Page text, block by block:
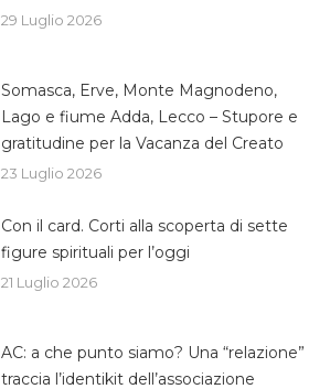
29 Luglio 2026
Somasca, Erve, Monte Magnodeno,
Lago e fiume Adda, Lecco – Stupore e
gratitudine per la Vacanza del Creato
23 Luglio 2026
Con il card. Corti alla scoperta di sette
figure spirituali per l’oggi
21 Luglio 2026
AC: a che punto siamo? Una “relazione”
traccia l’identikit dell’associazione